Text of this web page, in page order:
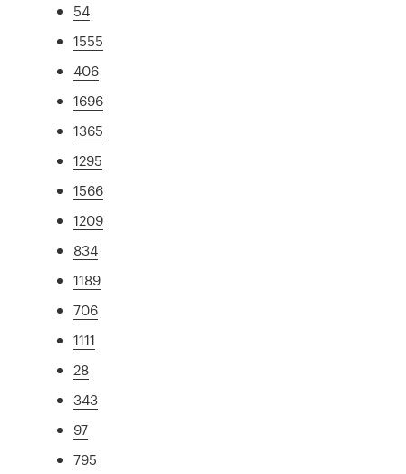
54
1555
406
1696
1365
1295
1566
1209
834
1189
706
1111
28
343
97
795